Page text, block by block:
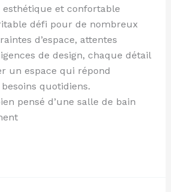
et confortable
défi pour de nombreux
d’espace, attentes
de design, chaque détail
un espace qui répond
quotidiens.
pensé d’une salle de bain